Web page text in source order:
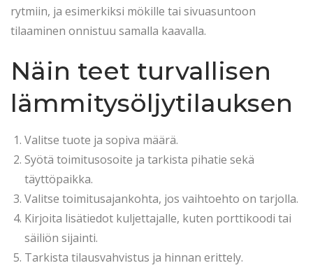
rytmiin, ja esimerkiksi mökille tai sivuasuntoon
tilaaminen onnistuu samalla kaavalla.
Näin teet turvallisen
lämmitysöljytilauksen
Valitse tuote ja sopiva määrä.
Syötä toimitusosoite ja tarkista pihatie sekä
täyttöpaikka.
Valitse toimitusajankohta, jos vaihtoehto on tarjolla.
Kirjoita lisätiedot kuljettajalle, kuten porttikoodi tai
säiliön sijainti.
Tarkista tilausvahvistus ja hinnan erittely.